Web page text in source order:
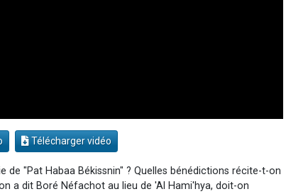
Télécharger vidéo
"Pat Habaa Békissnin" ? Quelles bénédictions récite-t-on
a dit Boré Néfachot au lieu de 'Al Hami'hya, doit-on